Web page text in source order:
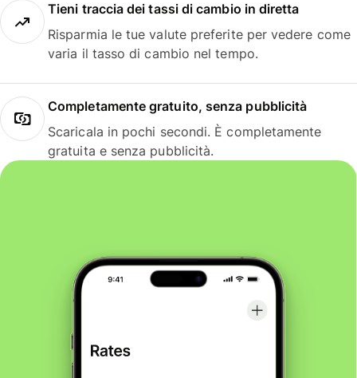
Tieni traccia dei tassi di cambio in diretta
Risparmia le tue valute preferite per vedere come
varia il tasso di cambio nel tempo.
Completamente gratuito, senza pubblicità
Scaricala in pochi secondi. È completamente
gratuita e senza pubblicità.